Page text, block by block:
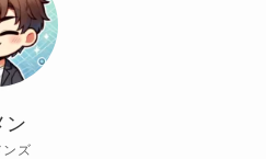
ン
ンズ